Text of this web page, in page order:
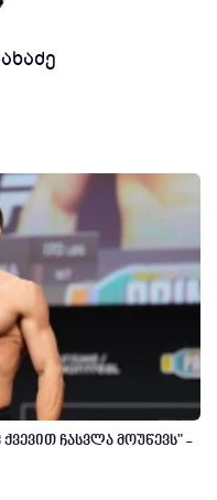
ქვევით ჩასვლა მოუწევს" -